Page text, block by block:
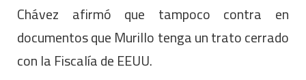
Chávez afirmó que tampoco contra en
documentos que Murillo tenga un trato cerrado
con la Fiscalía de EEUU.